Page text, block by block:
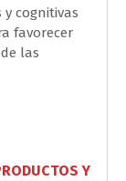
y cognitivas
favorecer
las
Y